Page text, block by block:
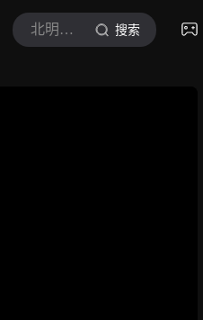
北明装修日记 搜索